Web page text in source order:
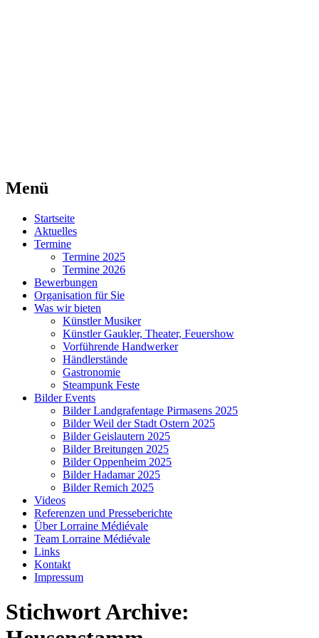
Menü
Zum
Inhalt
springen
Startseite
Aktuelles
Termine
Termine 2025
Termine 2026
Bewerbungen
Organisation für Sie
Was wir bieten
Künstler Musiker
Künstler Gaukler, Theater, Feuershow
Vorführende Handwerker
Händlerstände
Gastronomie
Steampunk Feste
Bilder Events
Bilder Landgrafentage Pirmasens 2025
Bilder Weil der Stadt Ostern 2025
Bilder Geislautern 2025
Bilder Breitungen 2025
Bilder Oppenheim 2025
Bilder Hadamar 2025
Bilder Remich 2025
Videos
Referenzen und Presseberichte
Über Lorraine Médiévale
Team Lorraine Médiévale
Links
Kontakt
Impressum
Stichwort Archive: